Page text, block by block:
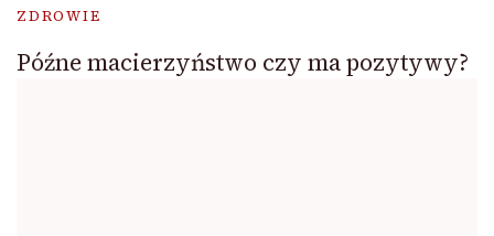
ZDROWIE
Późne macierzyństwo czy ma pozytywy?